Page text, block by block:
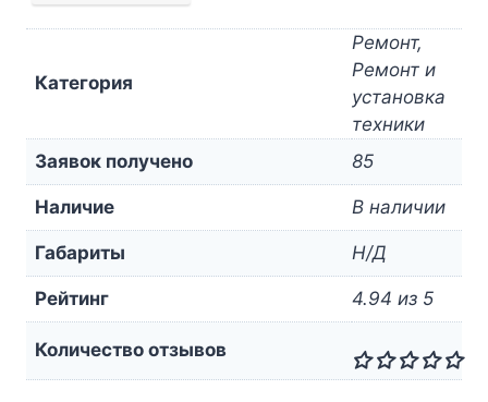
Категория
Ремонт,
Ремонт и
установка
техники
Заявок получено
85
Наличие В наличии
Габариты Н/Д
Рейтинг 4.94 из 5
Количество отзывов